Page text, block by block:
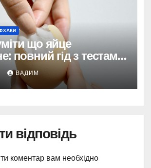
що яйце
повний гід з тестами
ВАДИМ
відповідь
коментар вам необхідно